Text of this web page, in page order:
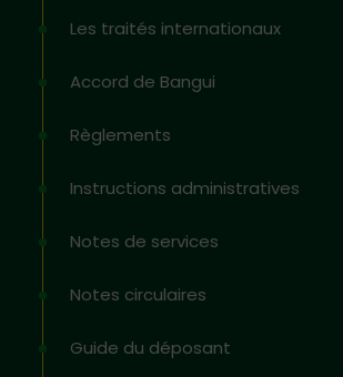
Les traités internationaux
Accord de Bangui
Règlements
Instructions administratives
Notes de services
Notes circulaires
Guide du déposant